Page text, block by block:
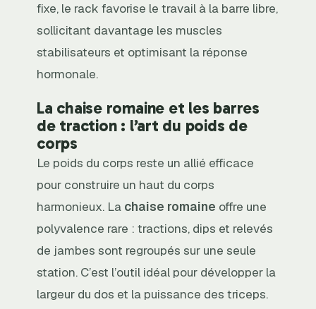
fixe, le rack favorise le travail à la barre libre,
sollicitant davantage les muscles
stabilisateurs et optimisant la réponse
hormonale.
La chaise romaine et les barres
de traction : l’art du poids de
corps
Le poids du corps reste un allié efficace
pour construire un haut du corps
harmonieux. La chaise romaine offre une
polyvalence rare : tractions, dips et relevés
de jambes sont regroupés sur une seule
station. C’est l’outil idéal pour développer la
largeur du dos et la puissance des triceps.